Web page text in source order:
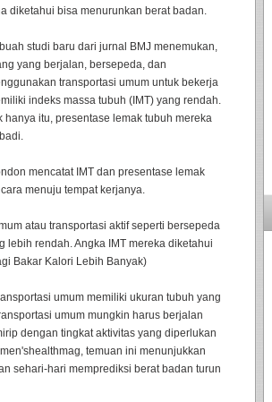
diketahui bisa menurunkan berat badan.
studi baru dari jurnal BMJ menemukan,
yang berjalan, bersepeda, dan
transportasi umum untuk bekerja
indeks massa tubuh (IMT) yang rendah.
hanya itu, presentase lemak tubuh mereka
mencatat IMT dan presentase lemak
menuju tempat kerjanya.
atau transportasi aktif seperti bersepeda
lebih rendah. Angka IMT mereka diketahui
Bakar Kalori Lebih Banyak)
umum memiliki ukuran tubuh yang
umum mungkin harus berjalan
dengan tingkat aktivitas yang diperlukan
temuan ini menunjukkan
sehari-hari memprediksi berat badan turun